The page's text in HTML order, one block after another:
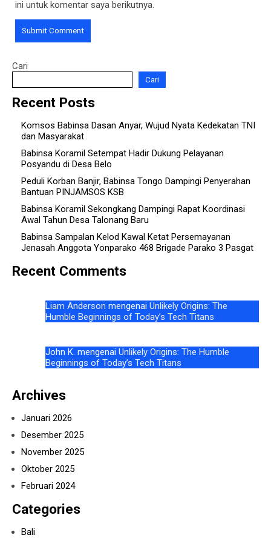
ini untuk komentar saya berikutnya.
Cari
Cari
Recent Posts
Komsos Babinsa Dasan Anyar, Wujud Nyata Kedekatan TNI
dan Masyarakat
Babinsa Koramil Setempat Hadir Dukung Pelayanan
Posyandu di Desa Belo
Peduli Korban Banjir, Babinsa Tongo Dampingi Penyerahan
Bantuan PINJAMSOS KSB
Babinsa Koramil Sekongkang Dampingi Rapat Koordinasi
Awal Tahun Desa Talonang Baru
Babinsa Sampalan Kelod Kawal Ketat Persemayanan
Jenasah Anggota Yonparako 468 Brigade Parako 3 Pasgat
Recent Comments
Liam Anderson mengenai Unlikely Origins: The
Humble Beginnings of Today’s Tech Titans
John K. mengenai Unlikely Origins: The Humble
Beginnings of Today’s Tech Titans
Archives
Januari 2026
Desember 2025
November 2025
Oktober 2025
Februari 2024
Categories
Bali